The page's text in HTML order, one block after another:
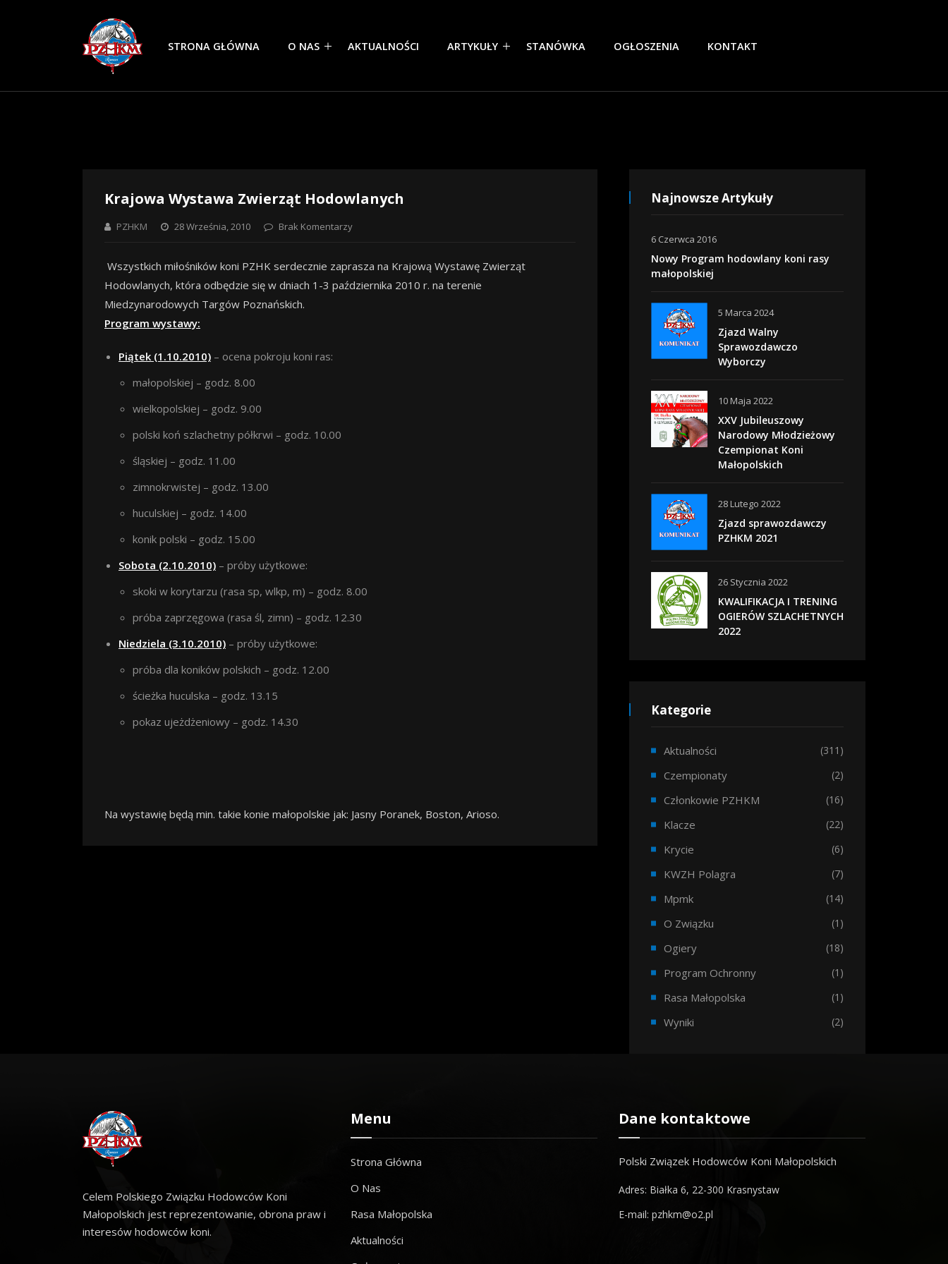
STRONA GŁÓWNA O NAS AKTUALNOŚCI ARTYKUŁY STANÓWKA OGŁOSZENIA KONTAKT
Krajowa Wystawa Zwierząt Hodowlanych
PZHKM 28 Września, 2010 Brak Komentarzy
Wszystkich miłośników koni PZHK serdecznie zaprasza na Krajową Wystawę Zwierząt
Hodowlanych, która odbędzie się w dniach 1-3 października 2010 r. na terenie
Miedzynarodowych Targów Poznańskich.
Program wystawy:
Piątek (1.10.2010) – ocena pokroju koni ras:
małopolskiej – godz. 8.00
wielkopolskiej – godz. 9.00
polski koń szlachetny półkrwi – godz. 10.00
śląskiej – godz. 11.00
zimnokrwistej – godz. 13.00
huculskiej – godz. 14.00
konik polski – godz. 15.00
Sobota (2.10.2010) – próby użytkowe:
skoki w korytarzu (rasa sp, wlkp, m) – godz. 8.00
próba zaprzęgowa (rasa śl, zimn) – godz. 12.30
Niedziela (3.10.2010) – próby użytkowe:
próba dla koników polskich – godz. 12.00
ścieżka huculska – godz. 13.15
pokaz ujeżdżeniowy – godz. 14.30
Na wystawię będą min. takie konie małopolskie jak: Jasny Poranek, Boston, Arioso.
Najnowsze Artykuły
6 Czerwca 2016
Nowy Program hodowlany koni rasy
małopolskiej
5 Marca 2024
Zjazd Walny
Sprawozdawczo
Wyborczy
10 Maja 2022
XXV Jubileuszowy
Narodowy Młodzieżowy
Czempionat Koni
Małopolskich
28 Lutego 2022
Zjazd sprawozdawczy
PZHKM 2021
26 Stycznia 2022
KWALIFIKACJA I TRENING
OGIERÓW SZLACHETNYCH
2022
Kategorie
Aktualności (311)
Czempionaty (2)
Członkowie PZHKM (16)
Klacze (22)
Krycie (6)
KWZH Polagra (7)
Mpmk (14)
O Związku (1)
Ogiery (18)
Program Ochronny (1)
Rasa Małopolska (1)
Wyniki (2)
Celem Polskiego Związku Hodowców Koni
Małopolskich jest reprezentowanie, obrona praw i
interesów hodowców koni.
Menu
Strona Główna
O Nas
Rasa Małopolska
Aktualności
Dane kontaktowe
Polski Związek Hodowców Koni Małopolskich
Adres: Białka 6, 22-300 Krasnystaw
E-mail: pzhkm@o2.pl